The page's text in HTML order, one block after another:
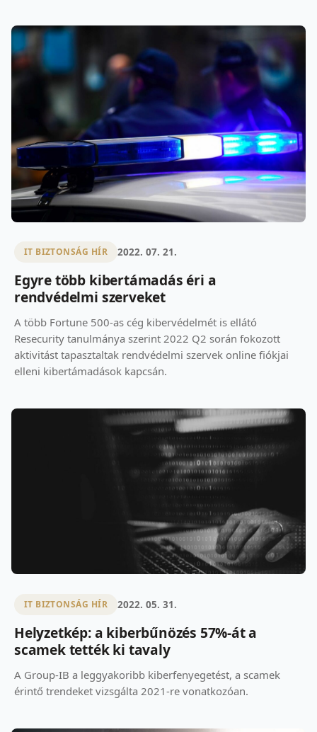
IT BIZTONSÁG HÍR 2022. 07. 21.
Egyre több kibertámadás éri a
rendvédelmi szerveket
A több Fortune 500-as cég kibervédelmét is ellátó
Resecurity tanulmánya szerint 2022 Q2 során fokozott
aktivitást tapasztaltak rendvédelmi szervek online fiókjai
elleni kibertámadások kapcsán.
IT BIZTONSÁG HÍR 2022. 05. 31.
Helyzetkép: a kiberbűnözés 57%-át a
scamek tették ki tavaly
A Group-IB a leggyakoribb kiberfenyegetést, a scamek
érintő trendeket vizsgálta 2021-re vonatkozóan.